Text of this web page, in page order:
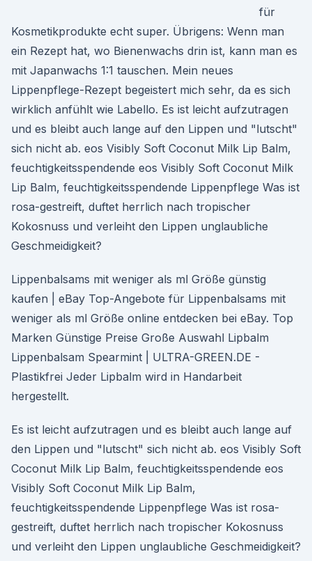
für
Kosmetikprodukte echt super. Übrigens: Wenn man
ein Rezept hat, wo Bienenwachs drin ist, kann man es
mit Japanwachs 1:1 tauschen. Mein neues
Lippenpflege-Rezept begeistert mich sehr, da es sich
wirklich anfühlt wie Labello. Es ist leicht aufzutragen
und es bleibt auch lange auf den Lippen und "lutscht"
sich nicht ab. eos Visibly Soft Coconut Milk Lip Balm,
feuchtigkeitsspendende eos Visibly Soft Coconut Milk
Lip Balm, feuchtigkeitsspendende Lippenpflege Was ist
rosa-gestreift, duftet herrlich nach tropischer
Kokosnuss und verleiht den Lippen unglaubliche
Geschmeidigkeit?
Lippenbalsams mit weniger als ml Größe günstig
kaufen | eBay Top-Angebote für Lippenbalsams mit
weniger als ml Größe online entdecken bei eBay. Top
Marken Günstige Preise Große Auswahl Lipbalm
Lippenbalsam Spearmint | ULTRA-GREEN.DE -
Plastikfrei Jeder Lipbalm wird in Handarbeit
hergestellt.
Es ist leicht aufzutragen und es bleibt auch lange auf
den Lippen und "lutscht" sich nicht ab. eos Visibly Soft
Coconut Milk Lip Balm, feuchtigkeitsspendende eos
Visibly Soft Coconut Milk Lip Balm,
feuchtigkeitsspendende Lippenpflege Was ist rosa-
gestreift, duftet herrlich nach tropischer Kokosnuss
und verleiht den Lippen unglaubliche Geschmeidigkeit?